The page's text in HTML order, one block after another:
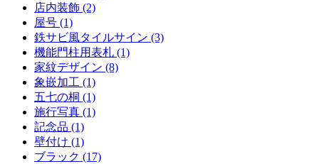
店内装飾 (2)
屋号 (1)
鉄サビ風タイルサイン (3)
機能門柱用表札 (1)
家紋デザイン (8)
象嵌加工 (1)
五七の桐 (1)
施行写真 (1)
記念品 (1)
壁付け (1)
ブラック (17)